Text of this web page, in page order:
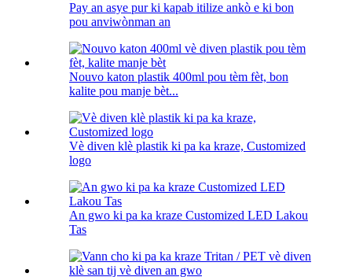
Pay an asye pur ki kapab itilize ankò e ki bon
pou anviwònman an
Nouvo katon plastik 400ml pou tèm fèt, bon
kalite pou manje bèt...
Vè diven klè plastik ki pa ka kraze, Customized
logo
An gwo ki pa ka kraze Customized LED Lakou
Tas